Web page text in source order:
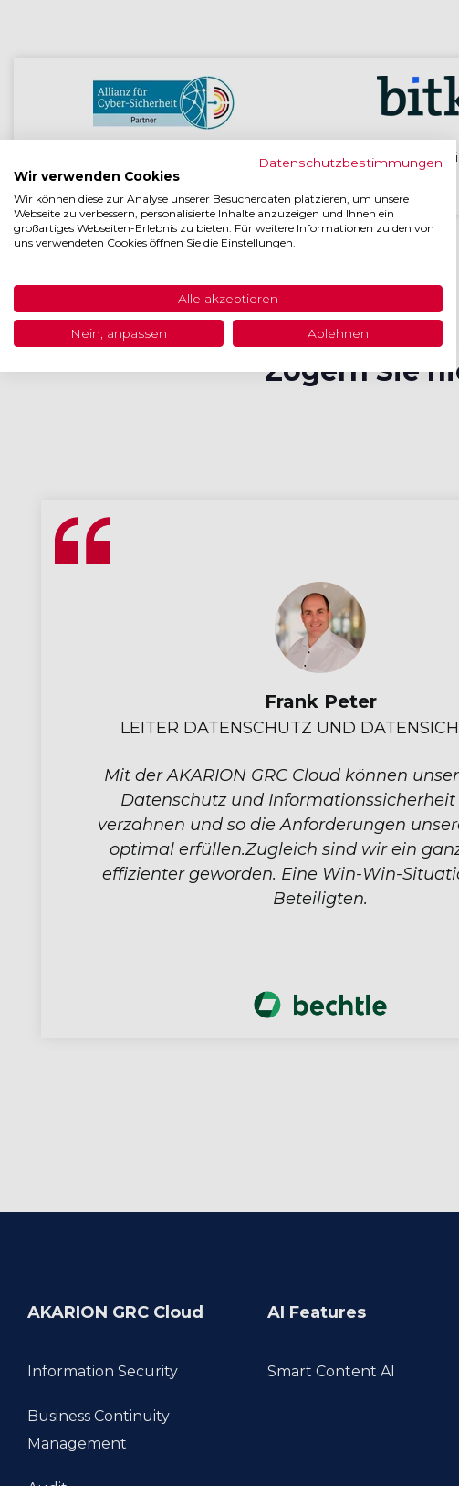
Partner der BSI Allianz für Cyber-
Sicherheit
Mitglied
Zögern Sie
Frank Peter
LEITER DATENSCHUTZ UND
Mit der AKARION GRC Cloud können
Datenschutz und
verzahnen und so die Anforderungen
optimal erfüllen.Zugleich sind wir ein
effizienter geworden. Eine Win-Win-
Beteiligten.
AKARION GRC Cloud
Information Security
Business Continuity
Management
AI Features
Smart Content AI
Datenschutzbestimmungen
Wir verwenden Cookies
Wir können diese zur Analyse unserer Besucherdaten platzieren, um unsere
Webseite zu verbessern, personalisierte Inhalte anzuzeigen und Ihnen ein
großartiges Webseiten-Erlebnis zu bieten. Für weitere Informationen zu den von
uns verwendeten Cookies öffnen Sie die Einstellungen.
Alle akzeptieren
Nein, anpassen Ablehnen